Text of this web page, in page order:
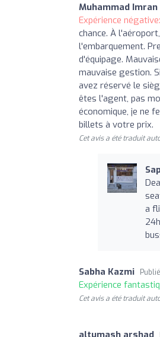
Muhammad Imran
Expérience négative:
chance. À
l'embarquement.
d'équipage.
mauvaise gestion.
avez réservé le
êtes l'agent, pas
économique, je ne
billets à votre prix.
Cet avis a été traduit
a
Sabha Kazmi
Expérience
Cet avis a été traduit
altumash arshad